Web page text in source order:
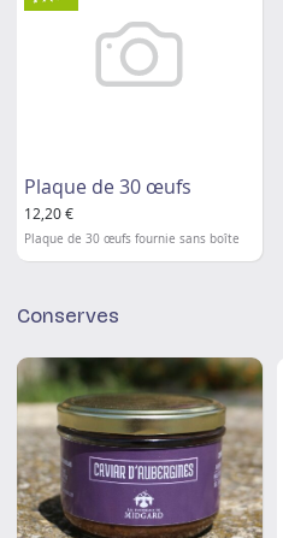
Plaque de 30 œufs
12,20 €
Plaque de 30 œufs fournie sans boîte
Conserves